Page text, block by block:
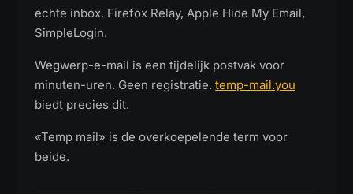
echte inbox. Firefox Relay, Apple Hide My Email,
SimpleLogin.
Wegwerp-e-mail is een tijdelijk postvak voor
minuten-uren. Geen registratie. temp-mail.you
biedt precies dit.
«Temp mail» is de overkoepelende term voor
beide.